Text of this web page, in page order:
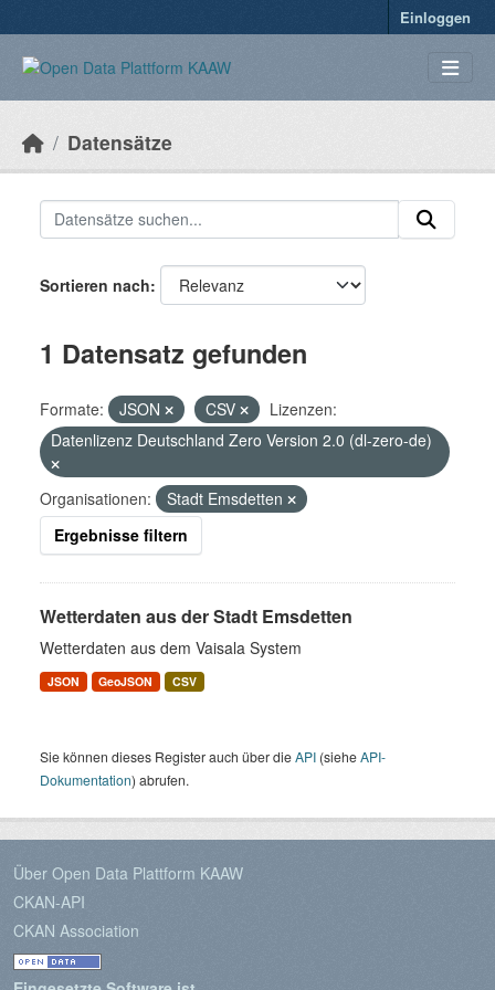
Einloggen
Datensätze
Sortieren nach
1 Datensatz gefunden
Formate: JSON CSV
Lizenzen:
Datenlizenz Deutschland Zero Version 2.0 (dl-zero-de)
Organisationen:
Stadt Emsdetten
Ergebnisse filtern
Wetterdaten aus der Stadt Emsdetten
Wetterdaten aus dem Vaisala System
JSON GeoJSON CSV
Sie können dieses Register auch über dieAPI (sieheAPI-
Dokumentation) abrufen.
Über Open Data Plattform KAAW
CKAN-API
CKAN Association